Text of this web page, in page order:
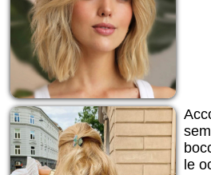
le